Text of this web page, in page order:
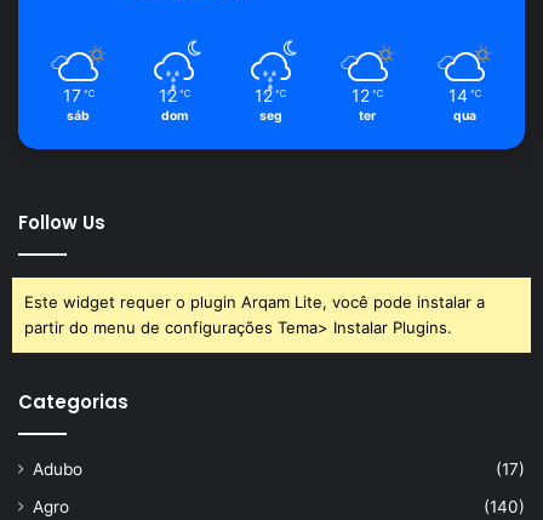
17 ℃
sáb
12 ℃
dom
12 ℃
seg
12 ℃
ter
14 ℃
qua
Follow Us
Este widget requer o plugin Arqam Lite, você pode instalar a
partir do menu de configurações Tema> Instalar Plugins.
Categorias
Adubo
(17)
Agro
(140)